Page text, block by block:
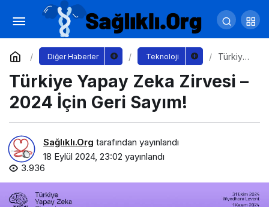
Diğer Haberler Teknoloji
Türkiye
Zeka
Zirvesi –
Türkiye Yapay Zeka Zirvesi –
2024 İçin Geri Sayım!
Sağlıklı.Org tarafından yayınlandı
18 Eylül 2024, 23:02 yayınlandı
3.936
Questyle ve Sennheiser’dan Ses Kalitesini
Zirveye Taşıyan Şehre Dönüş Fırsatları
Yorum Yap Paylaş